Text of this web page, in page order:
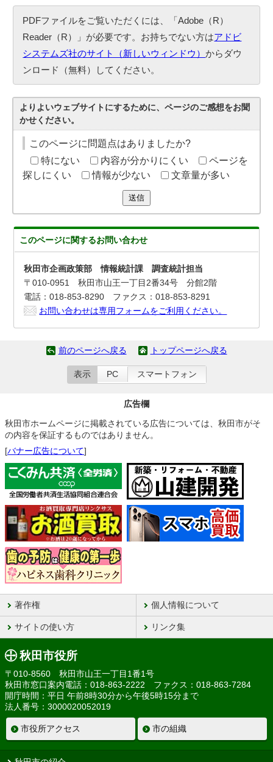
PDFファイルをご覧いただくには、「Adobe（R）
Reader（R）」が必要です。お持ちでない方はアドビ
システムズ社のサイト（新しいウィンドウ）からダウ
ンロード（無料）してください。
よりよいウェブサイトにするために、ページのご感想をお聞
かせください。
このページに問題点はありましたか?
特にない
内容が分かりにくい
ページを
探しにくい
情報が少ない 文章量が多い
送信
このページに関するお問い合わせ
秋田市企画政策部 情報統計課 調査統計担当
〒010-0951 秋田市山王一丁目2番34号 分館2階
電話：018-853-8290 ファクス：018-853-8291
お問い合わせは専用フォームをご利用ください。
前のページへ戻る トップページへ戻る
表示 PC スマートフォン
広告欄
秋田市ホームページに掲載されている広告については、秋田市がそ
の内容を保証するものではありません。
[バナー広告について]
著作権 個人情報について
サイトの使い方 リンク集
秋田市役所
〒010-8560 秋田市山王一丁目1番1号
秋田市窓口案内電話：018-863-2222 ファクス：018-863-7284
開庁時間：平日 午前8時30分から午後5時15分まで
法人番号：3000020052019
市役所アクセス 市の組織